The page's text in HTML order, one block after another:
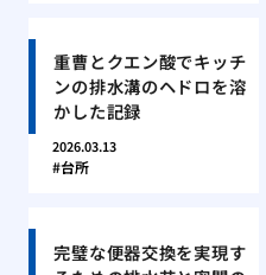
重曹とクエン酸でキッチ
ンの排水溝のヘドロを溶
かした記録
2026.03.13
台所
完璧な便器交換を実現す